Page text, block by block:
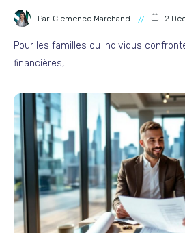
Par Clemence Marchand 2
Pour les familles ou individus
financières,…